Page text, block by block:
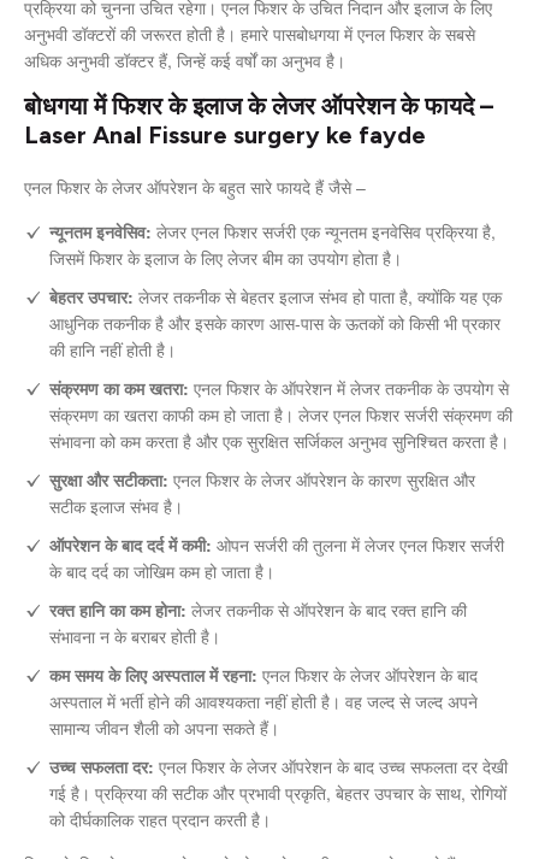
प्रक्रिया को चुनना उचित रहेगा। एनल फिशर के उचित निदान और इलाज के लिए
अनुभवी डॉक्टरों की जरूरत होती है। हमारे पासबोधगया में एनल फिशर के सबसे
अधिक अनुभवी डॉक्टर हैं, जिन्हें कई वर्षों का अनुभव है।
बोधगया में फिशर के इलाज के लेजर ऑपरेशन के फायदे –
Laser Anal Fissure surgery ke fayde
एनल फिशर के लेजर ऑपरेशन के बहुत सारे फायदे हैं जैसे –
न्यूनतम इनवेसिव: लेजर एनल फिशर सर्जरी एक न्यूनतम इनवेसिव प्रक्रिया है,
जिसमें फिशर के इलाज के लिए लेजर बीम का उपयोग होता है।
बेहतर उपचार: लेजर तकनीक से बेहतर इलाज संभव हो पाता है, क्योंकि यह एक
आधुनिक तकनीक है और इसके कारण आस-पास के ऊतकों को किसी भी प्रकार
की हानि नहीं होती है।
संक्रमण का कम खतरा: एनल फिशर के ऑपरेशन में लेजर तकनीक के उपयोग से
संक्रमण का खतरा काफी कम हो जाता है। लेजर एनल फिशर सर्जरी संक्रमण की
संभावना को कम करता है और एक सुरक्षित सर्जिकल अनुभव सुनिश्चित करता है।
सुरक्षा और सटीकता: एनल फिशर के लेजर ऑपरेशन के कारण सुरक्षित और
सटीक इलाज संभव है।
ऑपरेशन के बाद दर्द में कमी: ओपन सर्जरी की तुलना में लेजर एनल फिशर सर्जरी
के बाद दर्द का जोखिम कम हो जाता है।
रक्त हानि का कम होना: लेजर तकनीक से ऑपरेशन के बाद रक्त हानि की
संभावना न के बराबर होती है।
कम समय के लिए अस्पताल में रहना: एनल फिशर के लेजर ऑपरेशन के बाद
अस्पताल में भर्ती होने की आवश्यकता नहीं होती है। वह जल्द से जल्द अपने
सामान्य जीवन शैली को अपना सकते हैं।
उच्च सफलता दर: एनल फिशर के लेजर ऑपरेशन के बाद उच्च सफलता दर देखी
गई है। प्रक्रिया की सटीक और प्रभावी प्रकृति, बेहतर उपचार के साथ, रोगियों
को दीर्घकालिक राहत प्रदान करती है।